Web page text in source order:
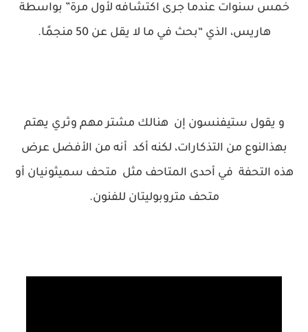
خمس سنوات عندما جرى اكتشافه لأول مرة” بواسطة
هاريس، الذي “بحث في ما لا يقل عن 50 منجمًا.
و يقول ستيفنسون إن هنالك مشتر مهم وثري يهتم
بهذالنوع من التذكارات، لكنه أكد أنه من الأفضل عرض
هذه التحفة في أحدى المتاحف مثل متحف سميثونيان أو
متحف متروبوليتان للفنون.